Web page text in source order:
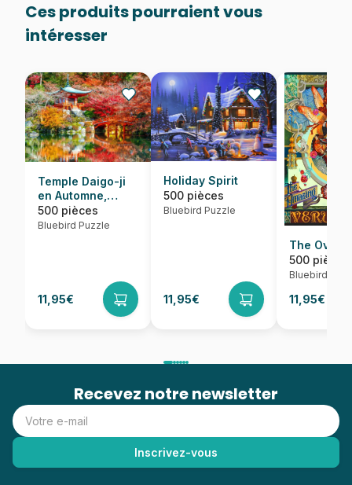
Ces produits pourraient vous
intéresser
Temple Daigo-ji
en Automne,
Kyoto
500 pièces
Bluebird Puzzle
11,95€
Holiday Spirit
500 pièces
Bluebird Puzzle
11,95€
The
500 pièces
Bluebird
11,95€
Recevez notre newsletter